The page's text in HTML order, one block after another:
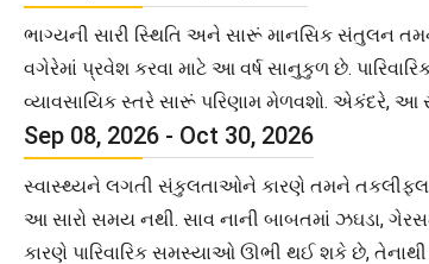
ભાગ્યની સારી સ્થિતિ અને સારૂં માનસિક સંતુલન
વગેરેમાં પ્રવેશ કરવા માટે આ વર્ષ સાનુકુળ છે.
વ્યાવસાયિક સ્તરે સારૂં પરિણામ મેળવશો. એકંદરે, આ
Sep 08, 2026 - Oct 30, 2026
સ્વાસ્થ્યને લગતી સંકુલતાઓને કારણે તમને તકલીફલ
આ સારો સમય નથી. સાવ નાની બાબતમાં ઝઘડા,
કારણે પારિવારિક સમસ્યાઓ ઊભી થઈ શકે છે,